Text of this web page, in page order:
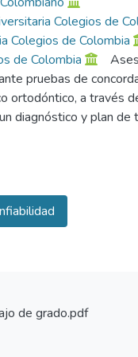
Colegios de
Colegios de Colombia
de Colombia
pruebas de
ortodóntico, a través
diagnóstico y plan de
les realizó pruebas
de
funcionales
de grado.pdf